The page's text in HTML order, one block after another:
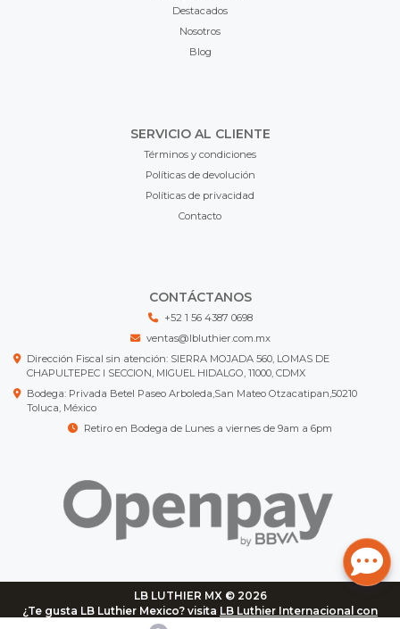
Destacados
Nosotros
Blog
SERVICIO AL CLIENTE
Términos y condiciones
Políticas de devolución
Políticas de privacidad
Contacto
CONTÁCTANOS
+52 1 56 4387 0698
ventas@lbluthier.com.mx
Dirección Fiscal sin atención: SIERRA MOJADA 560, LOMAS DE
CHAPULTEPEC I SECCION, MIGUEL HIDALGO, 11000, CDMX
Bodega: Privada Betel Paseo Arboleda,San Mateo Otzacatipan,50210
Toluca, México
Retiro en Bodega de Lunes a viernes de 9am a 6pm
LB LUTHIER MX © 2026
¿Te gusta LB Luthier Mexico? visita LB Luthier Internacional con
más de 3.000 productos disponibles